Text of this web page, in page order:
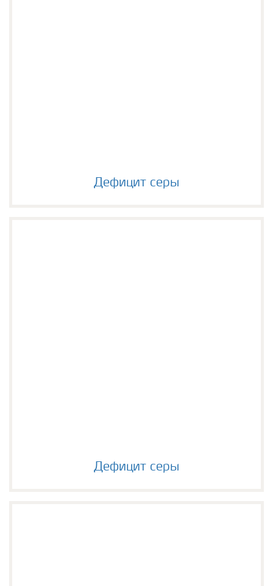
Дефицит серы
Дефицит серы